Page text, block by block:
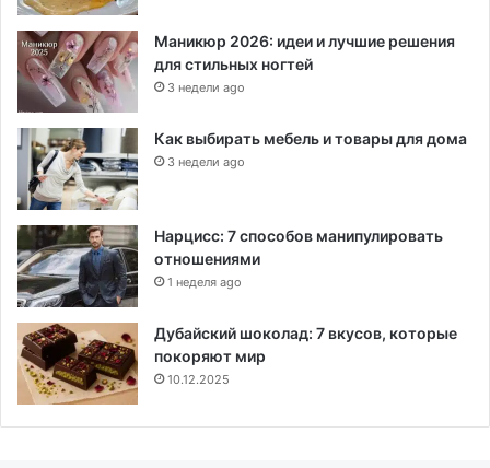
Маникюр 2026: идеи и лучшие решения
для стильных ногтей
3 недели ago
Как выбирать мебель и товары для дома
3 недели ago
Нарцисс: 7 способов манипулировать
отношениями
1 неделя ago
Дубайский шоколад: 7 вкусов, которые
покоряют мир
10.12.2025